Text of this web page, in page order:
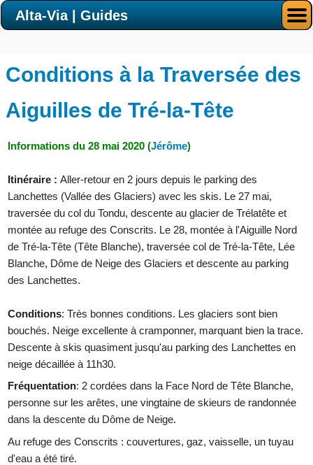
Conditions à la Traversée des
Aiguilles de Tré-la-Tête
Informations du 28 mai 2020 (Jérôme)
Itinéraire : Aller-retour en 2 jours depuis le parking des
Lanchettes (Vallée des Glaciers) avec les skis. Le 27 mai,
traversée du col du Tondu, descente au glacier de Trélatête et
montée au refuge des Conscrits. Le 28, montée à l'Aiguille Nord
de Tré-la-Tête (Tête Blanche), traversée col de Tré-la-Tête, Lée
Blanche, Dôme de Neige des Glaciers et descente au parking
des Lanchettes.
Conditions: Très bonnes conditions. Les glaciers sont bien
bouchés. Neige excellente à cramponner, marquant bien la trace.
Descente à skis quasiment jusqu'au parking des Lanchettes en
neige décaillée à 11h30.
Fréquentation: 2 cordées dans la Face Nord de Tête Blanche,
personne sur les arêtes, une vingtaine de skieurs de randonnée
dans la descente du Dôme de Neige.
Au refuge des Conscrits : couvertures, gaz, vaisselle, un tuyau
d'eau a été tiré.
Alta-Via | Guides